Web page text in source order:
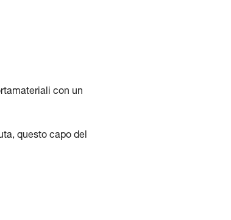
con un
questo capo del